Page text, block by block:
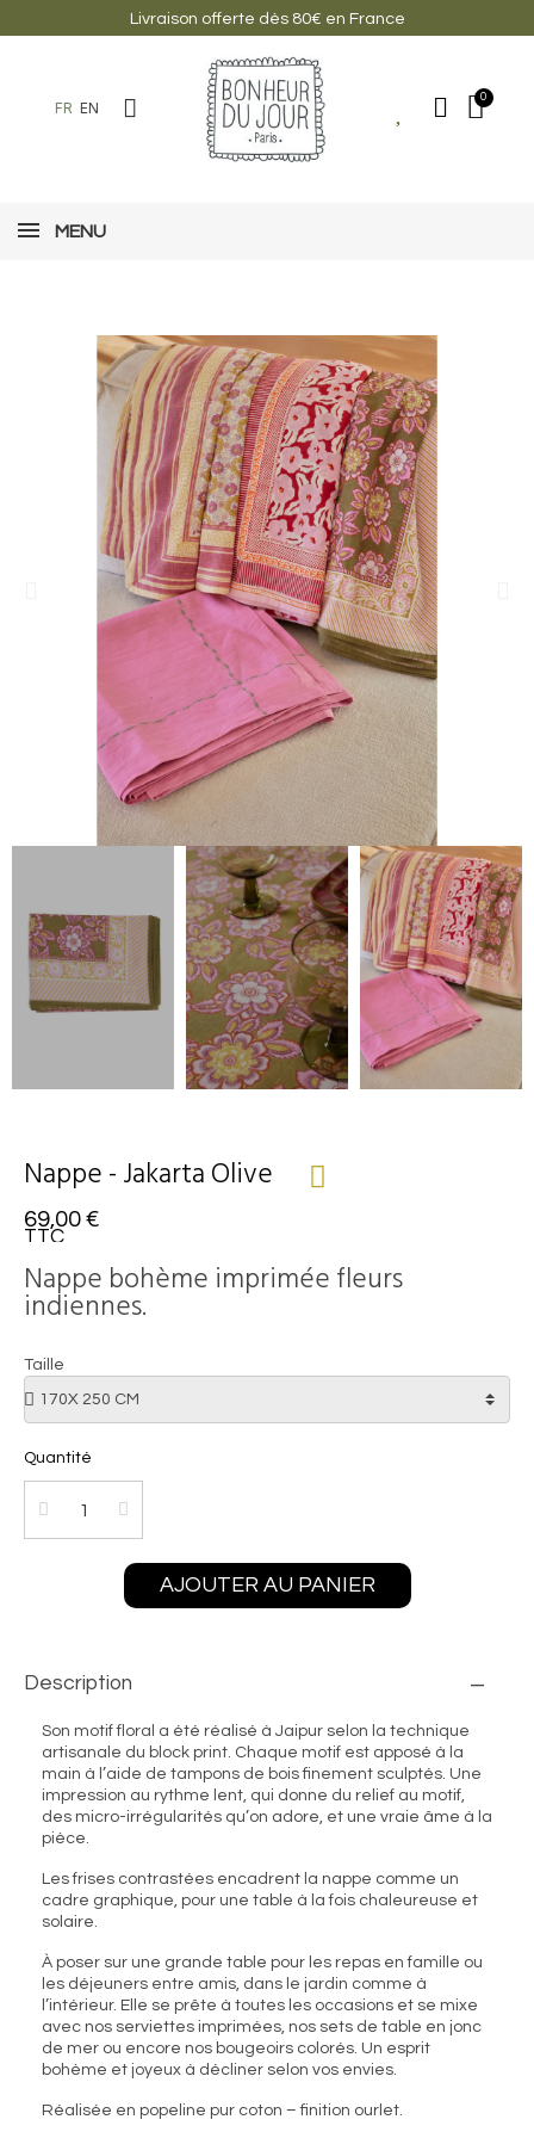
Livraison offerte dès 80€ en France
FR EN
MENU
Nappe - Jakarta Olive
69,00 €
TTC
Nappe bohème imprimée fleurs
indiennes.
Taille
Quantité
AJOUTER AU PANIER
Description
Son motif floral a été réalisé à Jaipur selon la technique
artisanale du block print. Chaque motif est apposé à la
main à l’aide de tampons de bois finement sculptés. Une
impression au rythme lent, qui donne du relief au motif,
des micro-irrégularités qu’on adore, et une vraie âme à la
pièce.
Les frises contrastées encadrent la nappe comme un
cadre graphique, pour une table à la fois chaleureuse et
solaire.
À poser sur une grande table pour les repas en famille ou
les déjeuners entre amis, dans le jardin comme à
l’intérieur. Elle se prête à toutes les occasions et se mixe
avec nos serviettes imprimées, nos sets de table en jonc
de mer ou encore nos bougeoirs colorés. Un esprit
bohème et joyeux à décliner selon vos envies.
Réalisée en popeline pur coton – finition ourlet.